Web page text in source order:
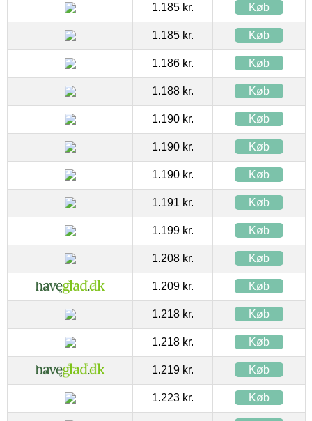
1.185 kr. Køb
1.185 kr. Køb
1.186 kr. Køb
1.188 kr. Køb
1.190 kr. Køb
1.190 kr. Køb
1.190 kr. Køb
1.191 kr. Køb
1.199 kr. Køb
1.208 kr. Køb
1.209 kr. Køb
1.218 kr. Køb
1.218 kr. Køb
1.219 kr. Køb
1.223 kr. Køb